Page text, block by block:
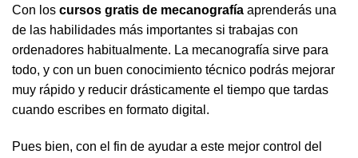
Con los cursos gratis de mecanografía aprenderás una
de las habilidades más importantes si trabajas con
ordenadores habitualmente. La mecanografía sirve para
todo, y con un buen conocimiento técnico podrás mejorar
muy rápido y reducir drásticamente el tiempo que tardas
cuando escribes en formato digital.
Pues bien, con el fin de ayudar a este mejor control del